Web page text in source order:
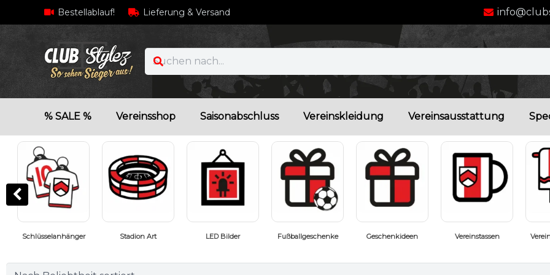
Bestellablauf! Lieferung & Versand
% SALE % Vereinsshop Saisonabschluss Vereinskleidung Vereinsausstattung
LED Bilder Fußballgeschenke Geschenkideen Vereinstassen Vereinshandtücher Badeschuhe